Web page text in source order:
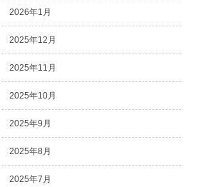
2026年1月
2025年12月
2025年11月
2025年10月
2025年9月
2025年8月
2025年7月